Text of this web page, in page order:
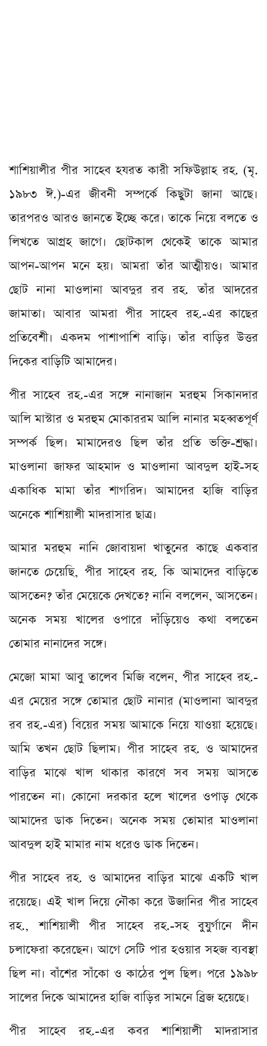
শাশিয়ালীর পীর সাহেব হযরত কারী সফিউল্লাহ রহ. (মৃ.
১৯৮৩ ঈ.)-এর জীবনী সম্পর্কে কিছুটা জানা আছে।
তারপরও আরও জানতে ইচ্ছে করে। তাকে নিয়ে বলতে ও
লিখতে আগ্রহ জাগে। ছোটকাল থেকেই তাকে আমার
আপন-আপন মনে হয়। আমরা তাঁর আত্মীয়ও। আমার
ছোট নানা মাওলানা আবদুর রব রহ. তাঁর আদরের
জামাতা। আবার আমরা পীর সাহেব রহ.-এর কাছের
প্রতিবেশী। একদম পাশাপাশি বাড়ি। তাঁর বাড়ির উত্তর
দিকের বাড়িটি আমাদের।
পীর সাহেব রহ.-এর সঙ্গে নানাজান মরহুম সিকানদার
আলি মাস্টার ও মরহুম মোকাররম আলি নানার মহব্বতপূর্ণ
সম্পর্ক ছিল। মামাদেরও ছিল তাঁর প্রতি ভক্তি-শ্রদ্ধা।
মাওলানা জাফর আহমাদ ও মাওলানা আবদুল হাই-সহ
একাধিক মামা তাঁর শাগরিদ। আমাদের হাজি বাড়ির
অনেকে শাশিয়ালী মাদরাসার ছাত্র।
আমার মরহুম নানি জোবায়দা খাতুনের কাছে একবার
জানতে চেয়েছি, পীর সাহেব রহ. কি আমাদের বাড়িতে
আসতেন? তাঁর মেয়েকে দেখতে? নানি বললেন, আসতেন।
অনেক সময় খালের ওপারে দাঁড়িয়েও কথা বলতেন
তোমার নানাদের সঙ্গে।
মেজো মামা আবু তালেব মিজি বলেন, পীর সাহেব রহ.-
এর মেয়ের সঙ্গে তোমার ছোট নানার (মাওলানা আবদুর
রব রহ.-এর) বিয়ের সময় আমাকে নিয়ে যাওয়া হয়েছে।
আমি তখন ছোট ছিলাম। পীর সাহেব রহ. ও আমাদের
বাড়ির মাঝে খাল থাকার কারণে সব সময় আসতে
পারতেন না। কোনো দরকার হলে খালের ওপাড় থেকে
আমাদের ডাক দিতেন। অনেক সময় তোমার মাওলানা
আবদুল হাই মামার নাম ধরেও ডাক দিতেন।
পীর সাহেব রহ. ও আমাদের বাড়ির মাঝে একটি খাল
রয়েছে। এই খাল দিয়ে নৌকা করে উজানির পীর সাহেব
রহ., শাশিয়ালী পীর সাহেব রহ.-সহ বুযুর্গানে দীন
চলাফেরা করেছেন। আগে সেটি পার হওয়ার সহজ ব্যবস্থা
ছিল না। বাঁশের সাঁকো ও কাঠের পুল ছিল। পরে ১৯৯৮
সালের দিকে আমাদের হাজি বাড়ির সামনে ব্রিজ হয়েছে।
পীর সাহেব রহ.-এর কবর শাশিয়ালী মাদরাসার